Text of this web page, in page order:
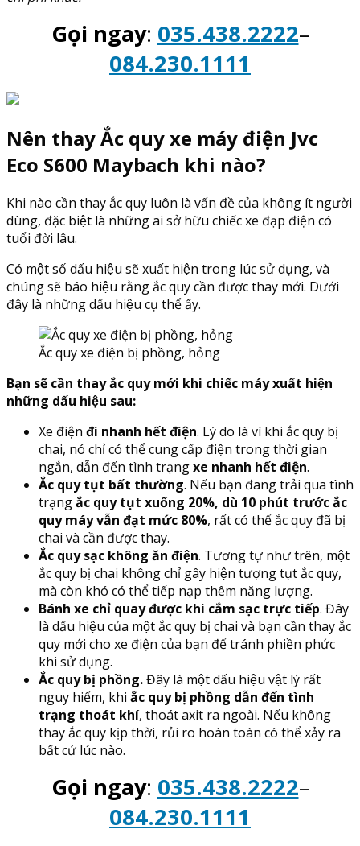
Gọi ngay: 035.438.2222–
084.230.1111
Nên thay Ắc quy xe máy điện Jvc
Eco S600 Maybach khi nào?
Khi nào cần thay ắc quy luôn là vấn đề của không ít người
dùng, đặc biệt là những ai sở hữu chiếc xe đạp điện có
tuổi đời lâu.
Có một số dấu hiệu sẽ xuất hiện trong lúc sử dụng, và
chúng sẽ báo hiệu rằng ắc quy cần được thay mới. Dưới
đây là những dấu hiệu cụ thể ấy.
Ắc quy xe điện bị phồng, hỏng
Bạn sẽ cần thay ắc quy mới khi chiếc máy xuất hiện
những dấu hiệu sau:
Xe điện đi nhanh hết điện. Lý do là vì khi ắc quy bị
chai, nó chỉ có thể cung cấp điện trong thời gian
ngắn, dẫn đến tình trạngxe nhanh hết điện.
Ắc quy tụt bất thường. Nếu bạn đang trải qua tình
trạngắc quy tụt xuống 20%, dù 10 phút trước ắc
quy máy vẫn đạt mức 80%, rất có thể ắc quy đã bị
chai và cần được thay.
Ắc quy sạc không ăn điện. Tương tự như trên, một
ắc quy bị chai không chỉ gây hiện tượng tụt ắc quy,
mà còn khó có thể tiếp nạp thêm năng lượng.
Bánh xe chỉ quay được khi cắm sạc trực tiếp. Đây
là dấu hiệu của một ắc quy bị chai và bạn cần thay ắc
quy mới cho xe điện của bạn để tránh phiền phức
khi sử dụng.
Ắc quy bị phồng.Đây là một dấu hiệu vật lý rất
nguy hiểm, khi ắc quy bị phồng dẫn đến tình
trạng thoát khí, thoát axit ra ngoài. Nếu không
thay ắc quy kịp thời, rủi ro hoàn toàn có thể xảy ra
bất cứ lúc nào.
Gọi ngay: 035.438.2222–
084.230.1111